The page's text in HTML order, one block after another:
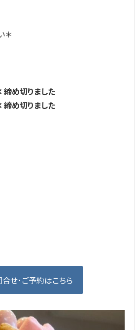
＊
締め切りました
め切りました
合せ･ご予約はこちら